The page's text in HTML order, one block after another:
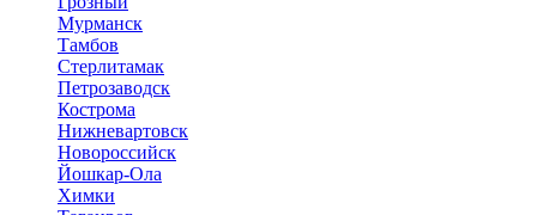
Мурманск
Тамбов
Стерлитамак
Петрозаводск
Кострома
Нижневартовск
Новороссийск
Йошкар-Ола
Химки